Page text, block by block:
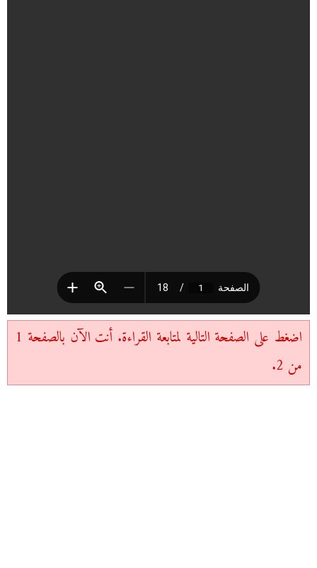
اضغط على الصفحة التالية لمتابعة القراءة. أنت الآن بالصفحة 1
من 2.